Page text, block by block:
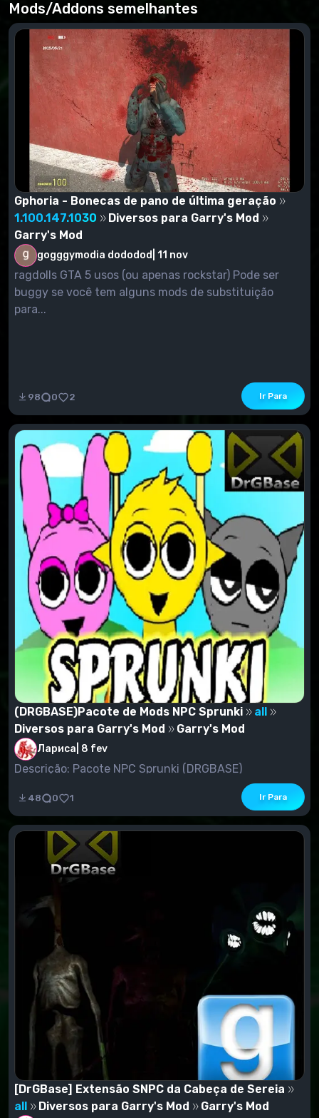
Pirata:
Abra o arquivo, haverá uma pasta (SINKABLE) RMS
Valiant extraí-lo em
garrysmod\garrysmod\addons
Exemplo:C:\Program Files\Garrys
Mod\garrysmod\addons
Mods/Addons semelhantes
Gphoria - Bonecas de pano de última geração
1.100.147.1030
Diversos para Garry's Mod
Garry's Mod
gogggymodia dododod 11 nov
ragdolls GTA 5 usos (ou apenas rockstar) Pode ser
buggy se você tem alguns mods de substituição
para...
98 0 2 Ir Para
(DRGBASE)Pacote de Mods NPC Sprunki
all
Diversos para Garry's Mod
Garry's Mod
Лариса 8 fev
Descrição: Pacote NPC Sprunki (DRGBASE)
48 0 1 Ir Para
[DrGBase] Extensão SNPC da Cabeça de Sereia
all
Diversos para Garry's Mod Garry's Mod